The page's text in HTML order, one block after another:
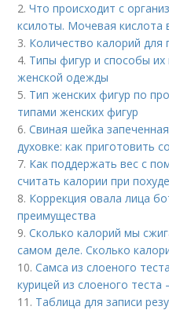
2.Что происходит с
ксилоты. Мочевая кислота
3. Количество калорий для
4. Типы фигур и способы
женской одежды
5. Тип женских фигур по
типами женских фигур
6.Свиная шейка
духовке: как приготовить
7. Как поддержать вес с
считать калории при
8. Коррекция овала лица
преимущества
9.Сколько калорий мы
самом деле. Сколько
10.Самса из слоеного
курицей из слоеного
11. Таблица для записи